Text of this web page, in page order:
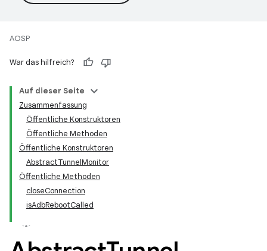
AOSP
War das hilfreich?
Auf dieser Seite
Zusammenfassung
Öffentliche Konstruktoren
Öffentliche Methoden
Öffentliche Konstruktoren
AbstractTunnelMonitor
Öffentliche Methoden
closeConnection
isAdbRebootCalled